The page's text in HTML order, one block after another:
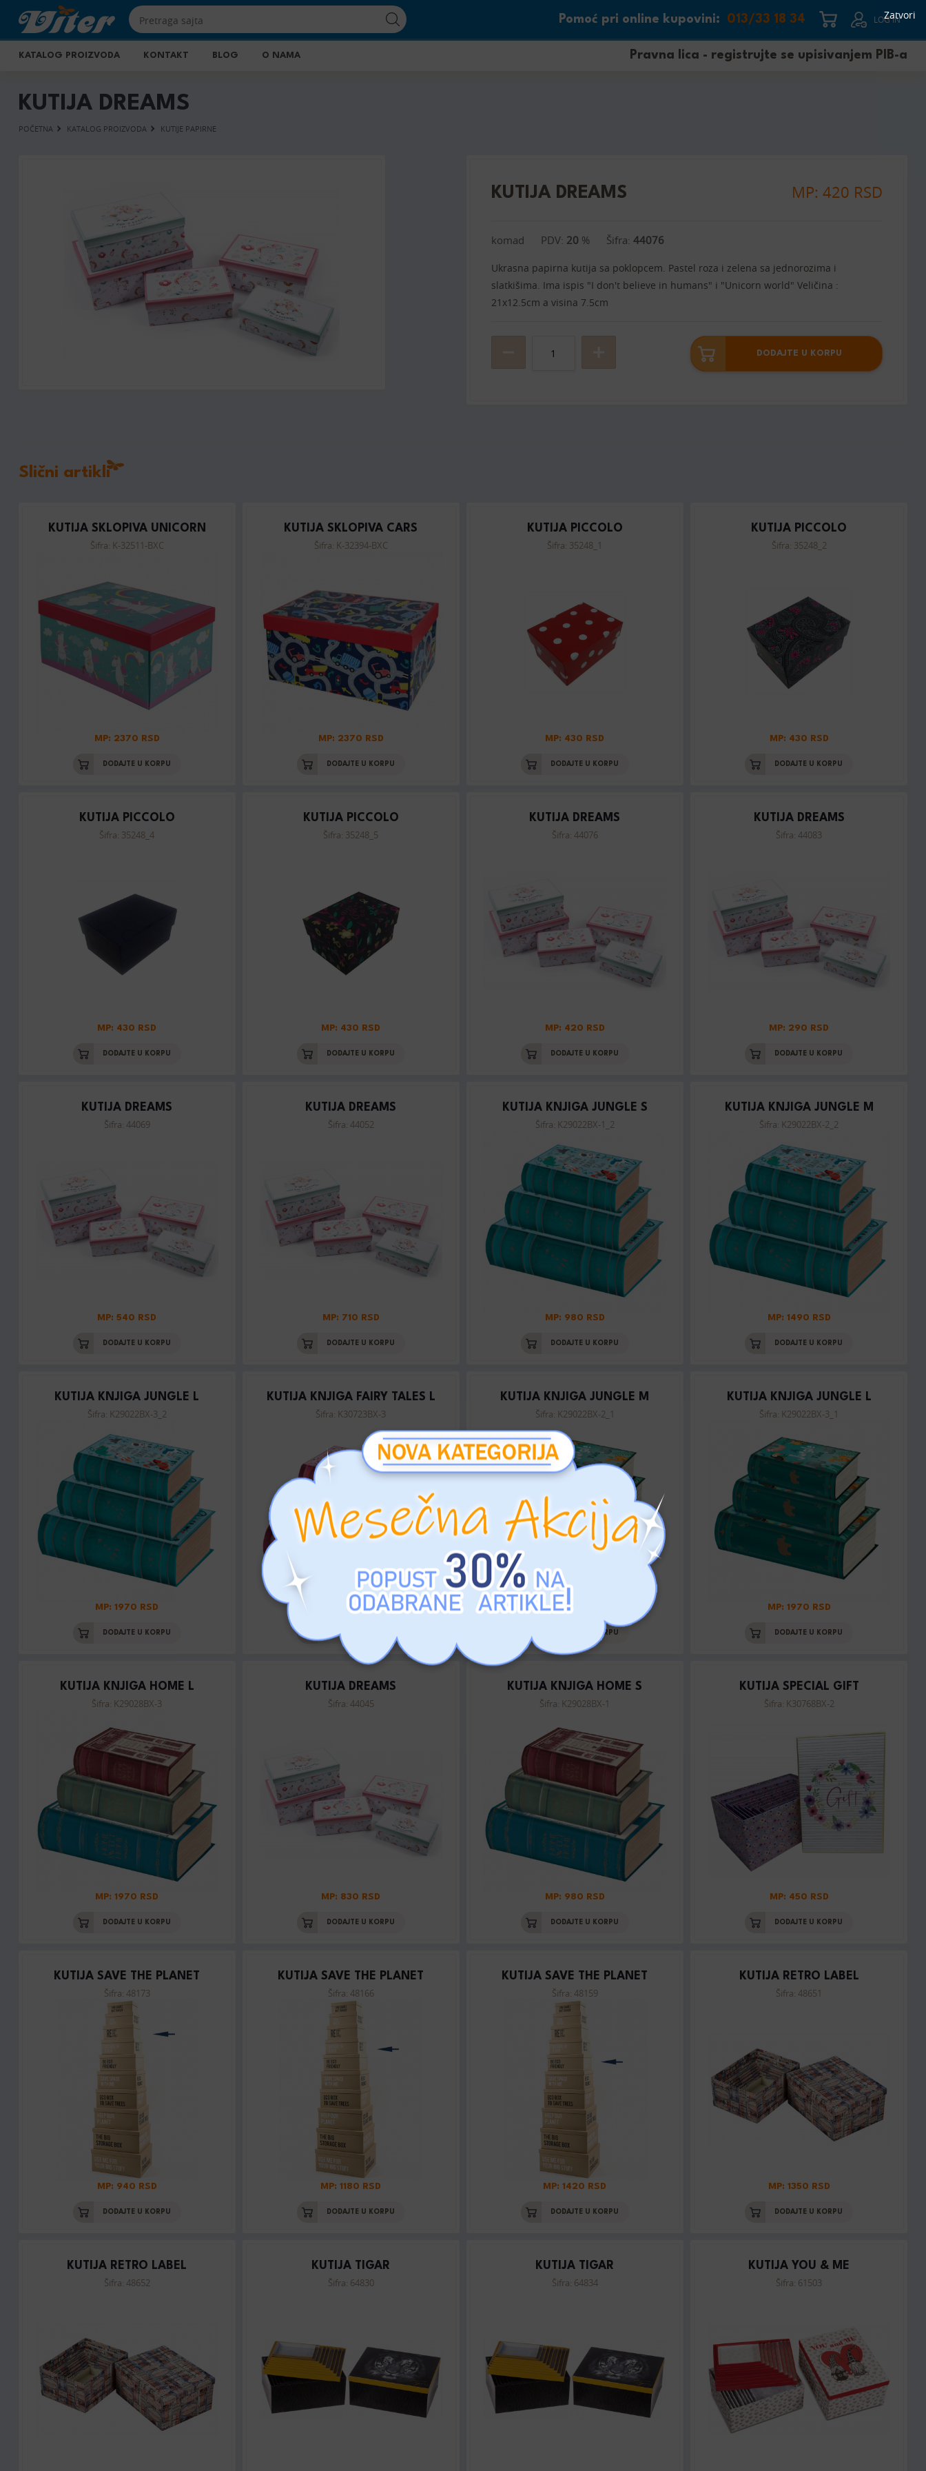
Pomoć pri online kupovini: 013/33 18 34 LOG IN
KATALOG PROIZVODA KONTAKT BLOG O NAMA Pravna lica - registrujte se upisivanjem PIB-a
KUTIJA DREAMS
POČETNA KATALOG PROIZVODA KUTIJE PAPIRNE
MP: 420 RSD
KUTIJA DREAMS
komad PDV: 20 % Šifra: 44076
Ukrasna papirna kutija sa poklopcem. Pastel roza i zelena sa jednorozima i
slatkišima. Ima ispis "I don't believe in humans" i "Unicorn world" Veličina :
21x12.5cm a visina 7.5cm
DODAJTE U KORPU
Slični artikli
KUTIJA SKLOPIVA UNICORN
Šifra: K-32511-BXC
MP: 2370 RSD
DODAJTE U KORPU
KUTIJA SKLOPIVA CARS
Šifra: K-32394-BXC
MP: 2370 RSD
DODAJTE U KORPU
KUTIJA PICCOLO
Šifra: 35248_1
MP: 430 RSD
DODAJTE U KORPU
KUTIJA PICCOLO
Šifra: 35248_2
MP: 430 RSD
DODAJTE U KORPU
KUTIJA PICCOLO
Šifra: 35248_4
MP: 430 RSD
DODAJTE U KORPU
KUTIJA PICCOLO
Šifra: 35248_5
MP: 430 RSD
DODAJTE U KORPU
KUTIJA DREAMS
Šifra: 44076
MP: 420 RSD
DODAJTE U KORPU
KUTIJA DREAMS
Šifra: 44083
MP: 290 RSD
DODAJTE U KORPU
KUTIJA DREAMS
Šifra: 44069
MP: 540 RSD
DODAJTE U KORPU
KUTIJA DREAMS
Šifra: 44052
MP: 710 RSD
DODAJTE U KORPU
KUTIJA KNJIGA JUNGLE S
Šifra: K29022BX-1_2
MP: 980 RSD
DODAJTE U KORPU
KUTIJA KNJIGA JUNGLE M
Šifra: K29022BX-2_2
MP: 1490 RSD
DODAJTE U KORPU
KUTIJA KNJIGA JUNGLE L
Šifra: K29022BX-3_2
MP: 1970 RSD
DODAJTE U KORPU
KUTIJA KNJIGA FAIRY TALES L
Šifra: K30723BX-3
MP: 1970 RSD
DODAJTE U KORPU
KUTIJA KNJIGA JUNGLE M
Šifra: K29022BX-2_1
MP: 1490 RSD
DODAJTE U KORPU
KUTIJA KNJIGA JUNGLE L
Šifra: K29022BX-3_1
MP: 1970 RSD
DODAJTE U KORPU
KUTIJA KNJIGA HOME L
Šifra: K29028BX-3
MP: 1970 RSD
DODAJTE U KORPU
KUTIJA DREAMS
Šifra: 44045
MP: 830 RSD
DODAJTE U KORPU
KUTIJA KNJIGA HOME S
Šifra: K29028BX-1
MP: 980 RSD
DODAJTE U KORPU
KUTIJA SPECIAL GIFT
Šifra: K30768BX-2
MP: 450 RSD
DODAJTE U KORPU
KUTIJA SAVE THE PLANET
Šifra: 48173
MP: 940 RSD
DODAJTE U KORPU
KUTIJA SAVE THE PLANET
Šifra: 48166
MP: 1180 RSD
DODAJTE U KORPU
KUTIJA SAVE THE PLANET
Šifra: 48159
MP: 1420 RSD
DODAJTE U KORPU
KUTIJA RETRO LABEL
Šifra: 48651
MP: 1350 RSD
DODAJTE U KORPU
KUTIJA RETRO LABEL
Šifra: 48652
KUTIJA TIGAR
Šifra: 64830
KUTIJA TIGAR
Šifra: 64834
KUTIJA YOU & ME
Šifra: 61503
Zatvori